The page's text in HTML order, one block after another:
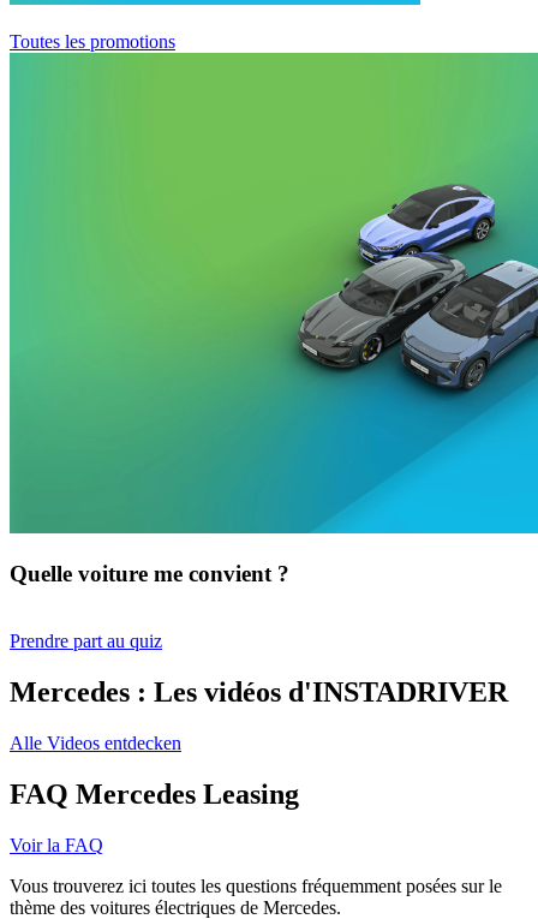
Toutes les promotions
Quelle voiture me convient ?
Prendre part au quiz
Mercedes : Les vidéos d'INSTADRIVER
Alle Videos entdecken
FAQ Mercedes Leasing
Voir la FAQ
Vous trouverez ici toutes les questions fréquemment posées sur le
thème des voitures électriques de Mercedes.